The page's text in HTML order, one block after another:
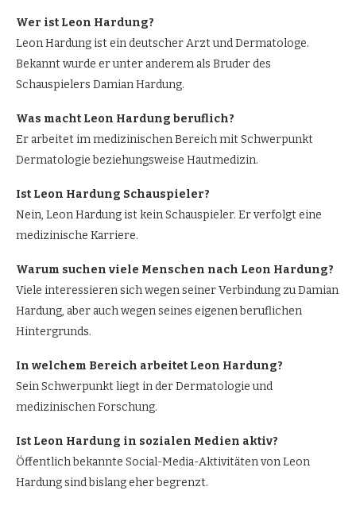
Wer ist Leon Hardung?
Leon Hardung ist ein deutscher Arzt und Dermatologe.
Bekannt wurde er unter anderem als Bruder des
Schauspielers Damian Hardung.
Was macht Leon Hardung beruflich?
Er arbeitet im medizinischen Bereich mit Schwerpunkt
Dermatologie beziehungsweise Hautmedizin.
Ist Leon Hardung Schauspieler?
Nein, Leon Hardung ist kein Schauspieler. Er verfolgt eine
medizinische Karriere.
Warum suchen viele Menschen nach Leon Hardung?
Viele interessieren sich wegen seiner Verbindung zu Damian
Hardung, aber auch wegen seines eigenen beruflichen
Hintergrunds.
In welchem Bereich arbeitet Leon Hardung?
Sein Schwerpunkt liegt in der Dermatologie und
medizinischen Forschung.
Ist Leon Hardung in sozialen Medien aktiv?
Öffentlich bekannte Social-Media-Aktivitäten von Leon
Hardung sind bislang eher begrenzt.